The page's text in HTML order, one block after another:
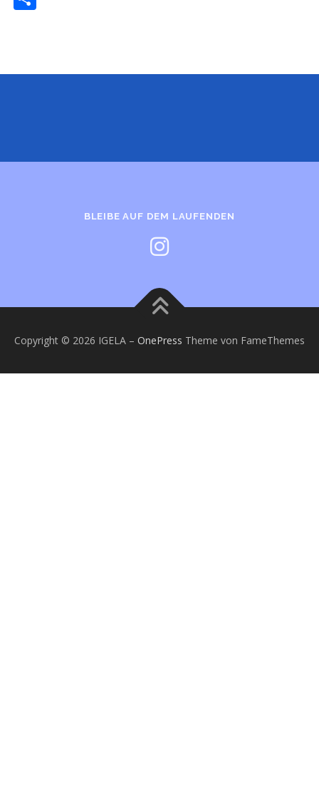
BLEIBE AUF DEM LAUFENDEN
Copyright © 2026 IGELA – OnePress Theme von FameThemes